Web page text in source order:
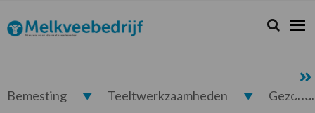
de
hoofdnavigatie
de
hoofd
de
eerste
de
voettekst
Melkveebedrijf.nl Zoeken...
Zoek
Bemesting Teeltwerkzaamheden